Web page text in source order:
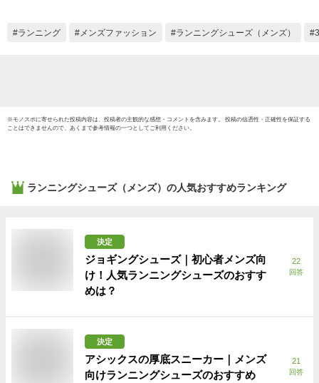
広 ギフト プレゼン
マイザ
ランニング メンズファッション ランニングシューズ（メンズ）
※モノスポに寄せられた投稿内容は、投稿者の主観的な感想・コメントを含みます。 投稿の信憑性・正確性を保証する
ことはできませんので、あくまで参考情報の一つとしてご利用ください。
ランニングシューズ（メンズ） の人気おすすめランキング
決定
ジョギングシューズ｜初心者メンズ向
け！人気ランニングシューズのおすす
めは？
22
回答
決定
アシックスの厚底スニーカー｜メンズ
向けランニングシューズのおすすめ
21
回答